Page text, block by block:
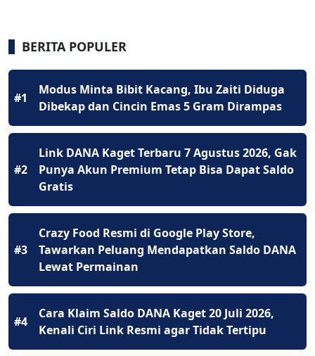
BERITA POPULER
#1
Modus Minta Bibit Kacang, Ibu Zaiti Diduga
Dibekap dan Cincin Emas 5 Gram Dirampas
#2
Link DANA Kaget Terbaru 7 Agustus 2026, Gak
Punya Akun Premium Tetap Bisa Dapat Saldo
Gratis
#3
Crazy Food Resmi di Google Play Store,
Tawarkan Peluang Mendapatkan Saldo DANA
Lewat Permainan
#4
Cara Klaim Saldo DANA Kaget 20 Juli 2026,
Kenali Ciri Link Resmi agar Tidak Tertipu